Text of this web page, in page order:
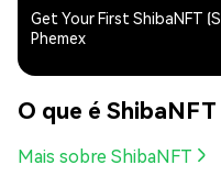
Get Your First ShibaNFT
Phemex
O que é
Mais sobre ShibaNFT